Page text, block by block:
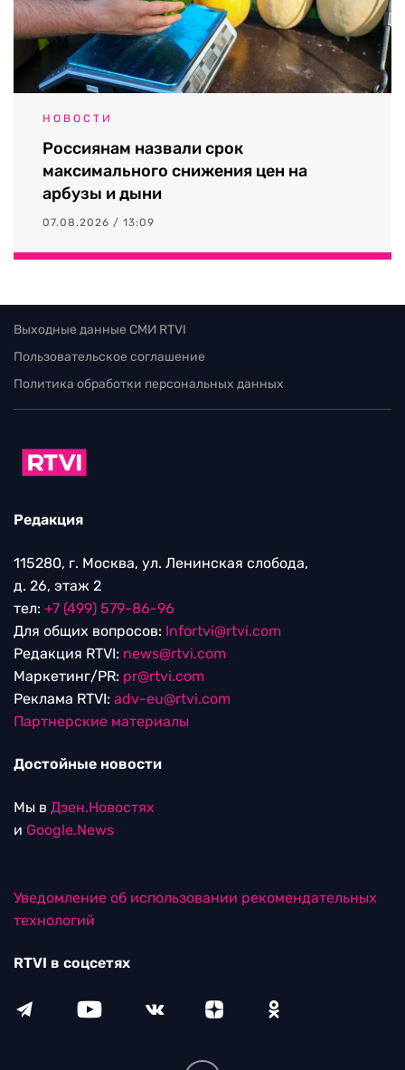
НОВОСТИ
Россиянам назвали срок
максимального снижения цен на
арбузы и дыни
07.08.2026 / 13:09
Выходные данные СМИ RTVI
Пользовательское соглашение
Политика обработки персональных данных
Редакция
115280, г. Москва, ул. Ленинская слобода,
д. 26, этаж 2
тел: +7 (499) 579-86-96
Для общих вопросов: Infortvi@rtvi.com
Редакция RTVI: news@rtvi.com
Маркетинг/PR: pr@rtvi.com
Реклама RTVI: adv-eu@rtvi.com
Партнерские материалы
Достойные новости
Мы в Дзен.Новостях
и Google.News
Уведомление об использовании рекомендательных
технологий
RTVI в соцсетях